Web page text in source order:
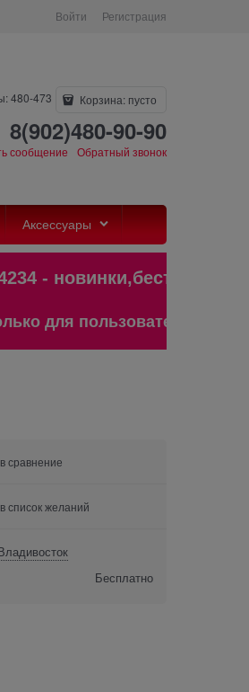
Войти Регистрация
480-473 Корзина: пусто
8(902)480-90-90
сообщение Обратный звонок
Аксессуары
-
для пользователей старше
сравнение
список желаний
Бесплатно